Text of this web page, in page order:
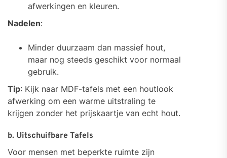
afwerkingen en kleuren.
Nadelen:
Minder duurzaam dan massief hout,
maar nog steeds geschikt voor normaal
gebruik.
Tip: Kijk naar MDF-tafels met een houtlook
afwerking om een warme uitstraling te
krijgen zonder het prijskaartje van echt hout.
b. Uitschuifbare Tafels
Voor mensen met beperkte ruimte zijn